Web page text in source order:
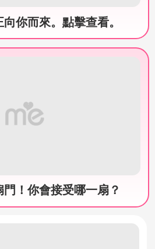
你而來。點擊查看。
！你會接受哪一扇？